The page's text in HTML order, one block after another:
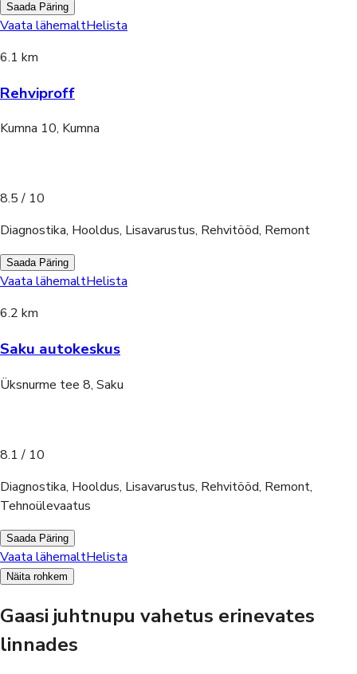
Saada Päring
Vaata lähemaltHelista
6.1 km
Rehviproff
Kumna 10, Kumna
8.5 / 10
Diagnostika, Hooldus, Lisavarustus, Rehvitööd, Remont
Saada Päring
Vaata lähemaltHelista
6.2 km
Saku autokeskus
Üksnurme tee 8, Saku
8.1 / 10
Diagnostika, Hooldus, Lisavarustus, Rehvitööd, Remont,
Tehnoülevaatus
Saada Päring
Vaata lähemaltHelista
Näita rohkem
Gaasi juhtnupu vahetus erinevates
linnades